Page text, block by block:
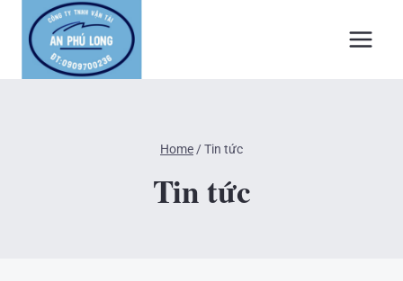
content
Home/Tin tức
Tin tức